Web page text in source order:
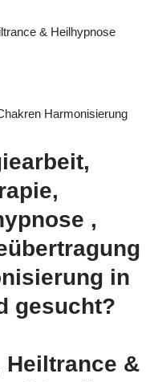
& Heilhypnose
Harmonisierung
,
in
gesucht?
Heiltrance &